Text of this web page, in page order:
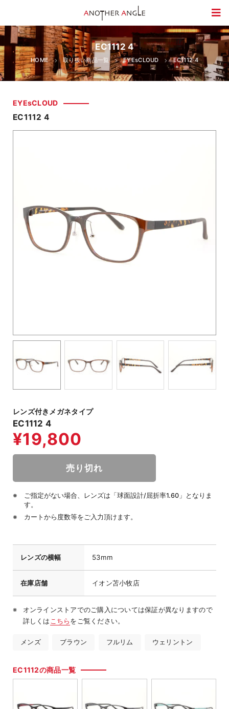
EC1112 4
HOME 取り扱い商品一覧 EYEsCLOUD EC1112 4
EYEsCLOUD
EC1112 4
レンズ付きメガネタイプ
EC1112 4
ご指定がない場合、レンズは「球面設計/屈折率1.60」となりま
す。
カートから度数等をご入力頂けます。
レンズの横幅 53mm
在庫店舗 イオン苫小牧店
オンラインストアでのご購入については保証が異なりますので
詳しくは こちらをご覧ください。
メンズ ブラウン フルリム ウェリントン
EC1112の商品一覧